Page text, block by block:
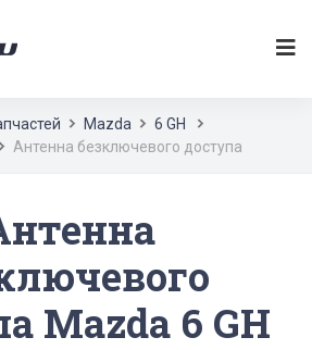
Mazda
6 GH
Антенна безключевого доступа
Mazda 6 GH